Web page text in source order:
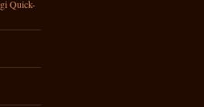
Quick-